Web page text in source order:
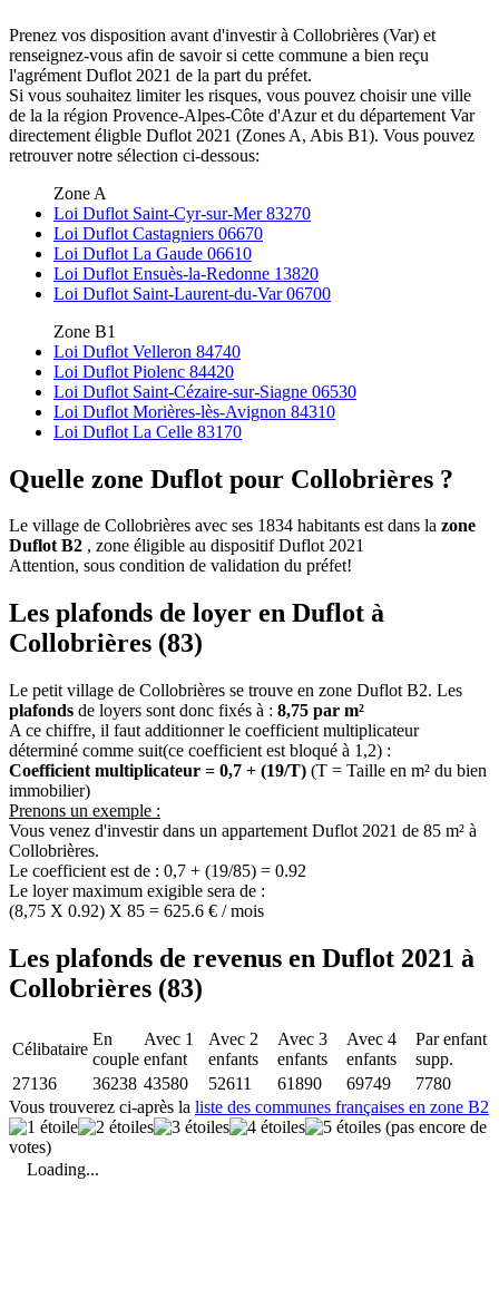
Prenez vos disposition avant d'investir à Collobrières (Var) et
renseignez-vous afin de savoir si cette commune a bien reçu
l'agrément Duflot 2021 de la part du préfet.
Si vous souhaitez limiter les risques, vous pouvez choisir une ville
de la la région Provence-Alpes-Côte d'Azur et du département Var
directement éligble Duflot 2021 (Zones A, Abis B1). Vous pouvez
retrouver notre sélection ci-dessous:
Zone A
Loi Duflot Saint-Cyr-sur-Mer 83270
Loi Duflot Castagniers 06670
Loi Duflot La Gaude 06610
Loi Duflot Ensuès-la-Redonne 13820
Loi Duflot Saint-Laurent-du-Var 06700
Zone B1
Loi Duflot Velleron 84740
Loi Duflot Piolenc 84420
Loi Duflot Saint-Cézaire-sur-Siagne 06530
Loi Duflot Morières-lès-Avignon 84310
Loi Duflot La Celle 83170
Quelle zone Duflot pour Collobrières ?
Le village de Collobrières avec ses 1834 habitants est dans la zone
Duflot B2 , zone éligible au dispositif Duflot 2021
Attention, sous condition de validation du préfet!
Les plafonds de loyer en Duflot à
Collobrières (83)
Le petit village de Collobrières se trouve en zone Duflot B2. Les
plafonds de loyers sont donc fixés à : 8,75 par m²
A ce chiffre, il faut additionner le coefficient multiplicateur
déterminé comme suit(ce coefficient est bloqué à 1,2) :
Coefficient multiplicateur = 0,7 + (19/T) (T = Taille en m² du bien
immobilier)
Prenons un exemple :
Vous venez d'investir dans un appartement Duflot 2021 de 85 m² à
Collobrières.
Le coefficient est de : 0,7 + (19/85) = 0.92
Le loyer maximum exigible sera de :
(8,75 X 0.92) X 85 = 625.6 € / mois
Les plafonds de revenus en Duflot 2021 à
Collobrières (83)
Célibataire
En
couple
Avec 1
enfant
Avec 2
enfants
Avec 3
enfants
Avec 4
enfants
Par enfant
supp.
27136
36238 43580 52611 61890 69749
7780
Vous trouverez ci-après la liste des communes françaises en zone B2
(pas encore de
votes)
Loading...